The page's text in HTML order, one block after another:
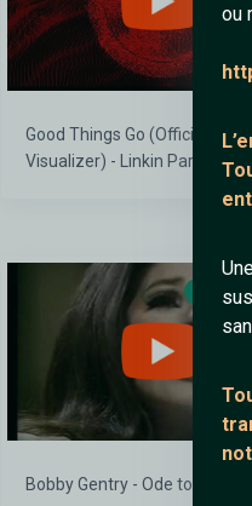
ou
Good Things Go (Official
Visualizer) - Linkin Park
Bobby Gentry - Ode to Billy Joe